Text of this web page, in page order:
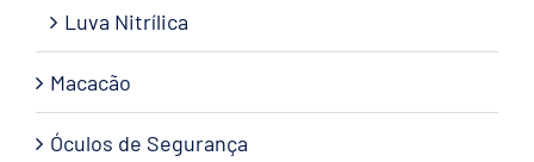
Luva Nitrílica
Macacão
Óculos de Segurança